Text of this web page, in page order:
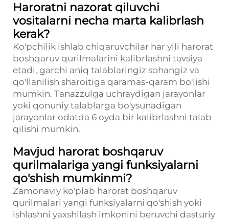
Haroratni nazorat qiluvchi
vositalarni necha marta kalibrlash
kerak?
Ko'pchilik ishlab chiqaruvchilar har yili harorat
boshqaruv qurilmalarini kalibrlashni tavsiya
etadi, garchi aniq talablaringiz sohangiz va
qo'llanilish sharoitiga qaramas-qaram bo'lishi
mumkin. Tanazzulga uchraydigan jarayonlar
yoki qonuniy talablarga bo'ysunadigan
jarayonlar odatda 6 oyda bir kalibrlashni talab
qilishi mumkin.
Mavjud harorat boshqaruv
qurilmalariga yangi funksiyalarni
qo'shish mumkinmi?
Zamonaviy ko'plab harorat boshqaruv
qurilmalari yangi funksiyalarni qo'shish yoki
ishlashni yaxshilash imkonini beruvchi dasturiy